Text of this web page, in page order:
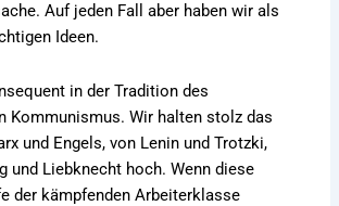
Auf jeden Fall aber haben wir als
Ideen.
in der Tradition des
Kommunismus. Wir halten stolz das
und Engels, von Lenin und Trotzki,
und Liebknecht hoch. Wenn diese
der kämpfenden Arbeiterklasse